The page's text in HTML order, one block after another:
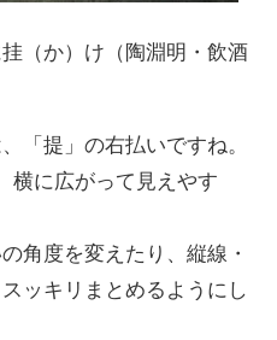
（か）け（陶淵明・飲酒
「提」の右払いですね。
横に広がって見えやす
角度を変えたり、縦線・
ッキリまとめるようにし